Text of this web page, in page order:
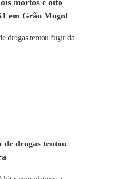
mortos e oito
em Grão Mogol
de drogas tentou